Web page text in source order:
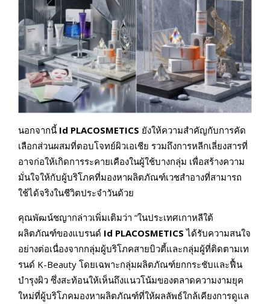
นอกจากนี้ Id PLACOSMETICS ยังให้ความสำคัญกับการคัด
เลือกส่วนผสมที่ตอบโจทย์ผิวเอเชีย รวมถึงการหลีกเลี่ยงสารที่
อาจก่อให้เกิดการระคายเคืองในผู้ใช้บางกลุ่ม เพื่อสร้างความ
มั่นใจให้กับผู้บริโภคที่มองหาผลิตภัณฑ์เวชสำอางที่สามารถ
ใช้ได้จริงในชีวิตประจำวันด้วย
คุณพัฒน์ชญากล่าวเพิ่มเติมว่า “ในประเทศเกาหลีใต้
ผลิตภัณฑ์ของแบรนด์ Id PLACOSMETICS ได้รับความสนใจ
อย่างต่อเนื่องจากกลุ่มผู้บริโภคสายบิวตี้และกลุ่มผู้ที่ติดตามเท
รนด์ K-Beauty โดยเฉพาะกลุ่มผลิตภัณฑ์ยกกระชับและฟื้น
บำรุงผิว ซึ่งสะท้อนให้เห็นถึงแนวโน้มของตลาดความงามยุค
ใหม่ที่ผู้บริโภคมองหาผลิตภัณฑ์ที่ให้ผลลัพธ์ใกล้เคียงการดูแล